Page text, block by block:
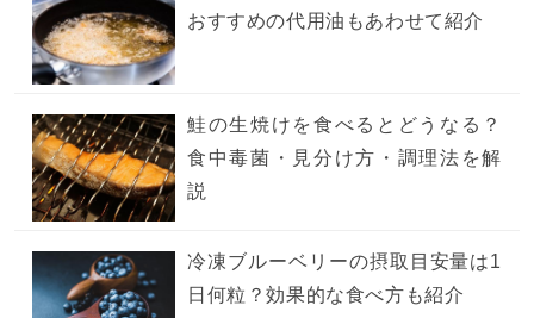
おすすめの代用油もあわせて紹介
鮭の生焼けを食べるとどうなる？
食中毒菌・見分け方・調理法を解
説
冷凍ブルーベリーの摂取目安量は1
日何粒？効果的な食べ方も紹介